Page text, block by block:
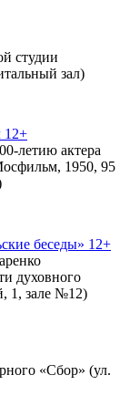
студии
зал)
12+
летию актера
1950, 95
беседы» 12+
духовного
1, зале №12)
«Сбор» (ул.